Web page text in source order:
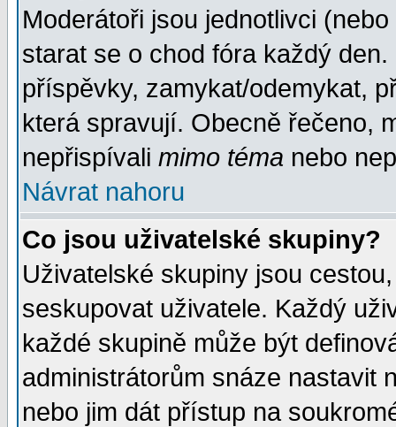
Moderátoři jsou jednotlivci
starat se o chod fóra každý
příspěvky, zamykat/odemykat,
která spravují. Obecně řečeno,
nepřispívali mimo téma nebo
Návrat nahoru
Co jsou uživatelské skupiny?
Uživatelské skupiny jsou
seskupovat uživatele. Každý
každé skupině může být
administrátorům snáze nastavit
nebo jim dát přístup na